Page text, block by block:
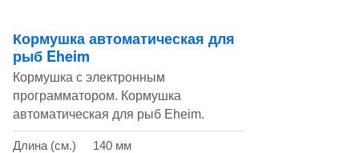
Кормушка автоматическая для
рыб Eheim
Кормушка с электронным
программатором. Кормушка
автоматическая для рыб Eheim.
Длина (см.)
140 мм